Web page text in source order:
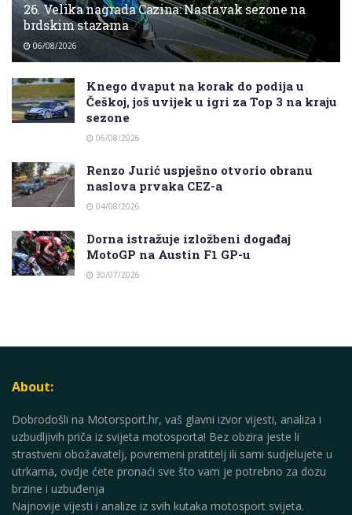
26. Velika nagrada Cazina: Nastavak sezone na
brdskim stazama
06/08/2026
Knego dvaput na korak do podija u
Češkoj, još uvijek u igri za Top 3 na kraju
sezone
06/08/2026
Renzo Jurić uspješno otvorio obranu
naslova prvaka CEZ-a
04/08/2026
Dorna istražuje izložbeni događaj
MotoGP na Austin F1 GP-u
30/07/2026
About:
Dobrodošli na Motorsport.hr, vaš glavni izvor vijesti, analiza i
uzbudljivih priča iz svijeta motosporta! Bez obzira jeste li
strastveni obožavatelj, povremeni pratitelj ili sami sudjelujete u
utrkama, ovdje ćete pronaći sve što vam je potrebno za dozu
brzine i uzbuđenja
Najnovije vijesti i analize iz svih kutaka motosport svijeta.